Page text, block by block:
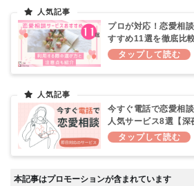
プロが対応！恋愛相
すすめ11選を徹底比
今すぐ電話で恋愛相
人気サービス8選【深
本記事はプロモーションが含まれています